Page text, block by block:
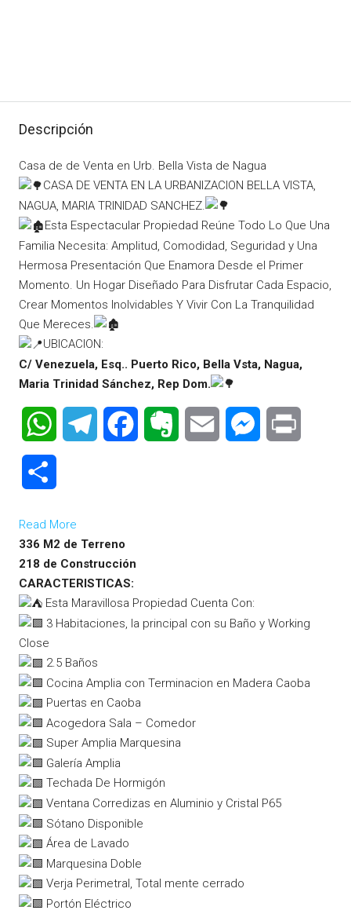
Descripción
Casa de de Venta en Urb. Bella Vista de Nagua
CASA DE VENTA EN LA URBANIZACION BELLA VISTA,
NAGUA, MARIA TRINIDAD SANCHEZ.
Esta Espectacular Propiedad Reúne Todo Lo Que Una
Familia Necesita: Amplitud, Comodidad, Seguridad y Una
Hermosa Presentación Que Enamora Desde el Primer
Momento. Un Hogar Diseñado Para Disfrutar Cada Espacio,
Crear Momentos Inolvidables Y Vivir Con La Tranquilidad
Que Mereces.
UBICACION:
C/ Venezuela, Esq.. Puerto Rico, Bella Vsta, Nagua,
Maria Trinidad Sánchez, Rep Dom.
WhatsAppTelegram FacebookEvernote Email Messenger
Read More
336 M2 de Terreno
218 de Construcción
CARACTERISTICAS:
Esta Maravillosa Propiedad Cuenta Con:
3 Habitaciones, la principal con su Baño y Working
Close
2.5 Baños
Cocina Amplia con Terminacion en Madera Caoba
Puertas en Caoba
Acogedora Sala – Comedor
Super Amplia Marquesina
Galería Amplia
Techada De Hormigón
Ventana Corredizas en Aluminio y Cristal P65
Sótano Disponible
Área de Lavado
Marquesina Doble
Verja Perimetral, Total mente cerrado
Portón Eléctrico